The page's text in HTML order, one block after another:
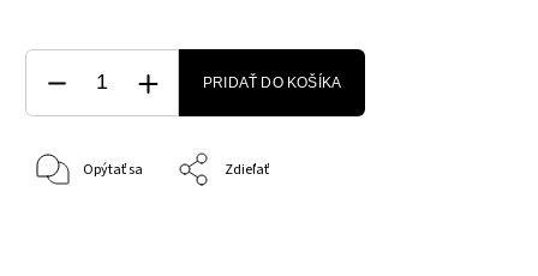
PRIDAŤ DO KOŠÍKA
Opýtať sa Zdieľať